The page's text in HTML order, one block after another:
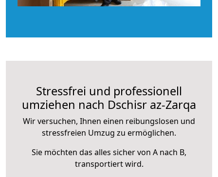
Stressfrei und professionell
umziehen nach Dschisr az-Zarqa
Wir versuchen, Ihnen einen reibungslosen und
stressfreien Umzug zu ermöglichen.
Sie möchten das alles sicher von A nach B,
transportiert wird.